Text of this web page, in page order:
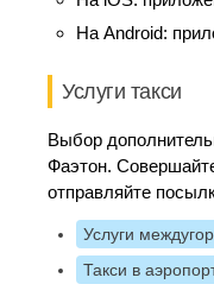
На Android:
Услуги такси
Выбор
Фаэтон.
отправляйте
Услуги
Такси в